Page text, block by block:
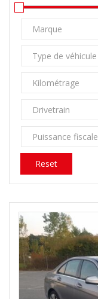
Marque
Type de véhicule
Kilométrage
Drivetrain
Puissance fiscale
Reset